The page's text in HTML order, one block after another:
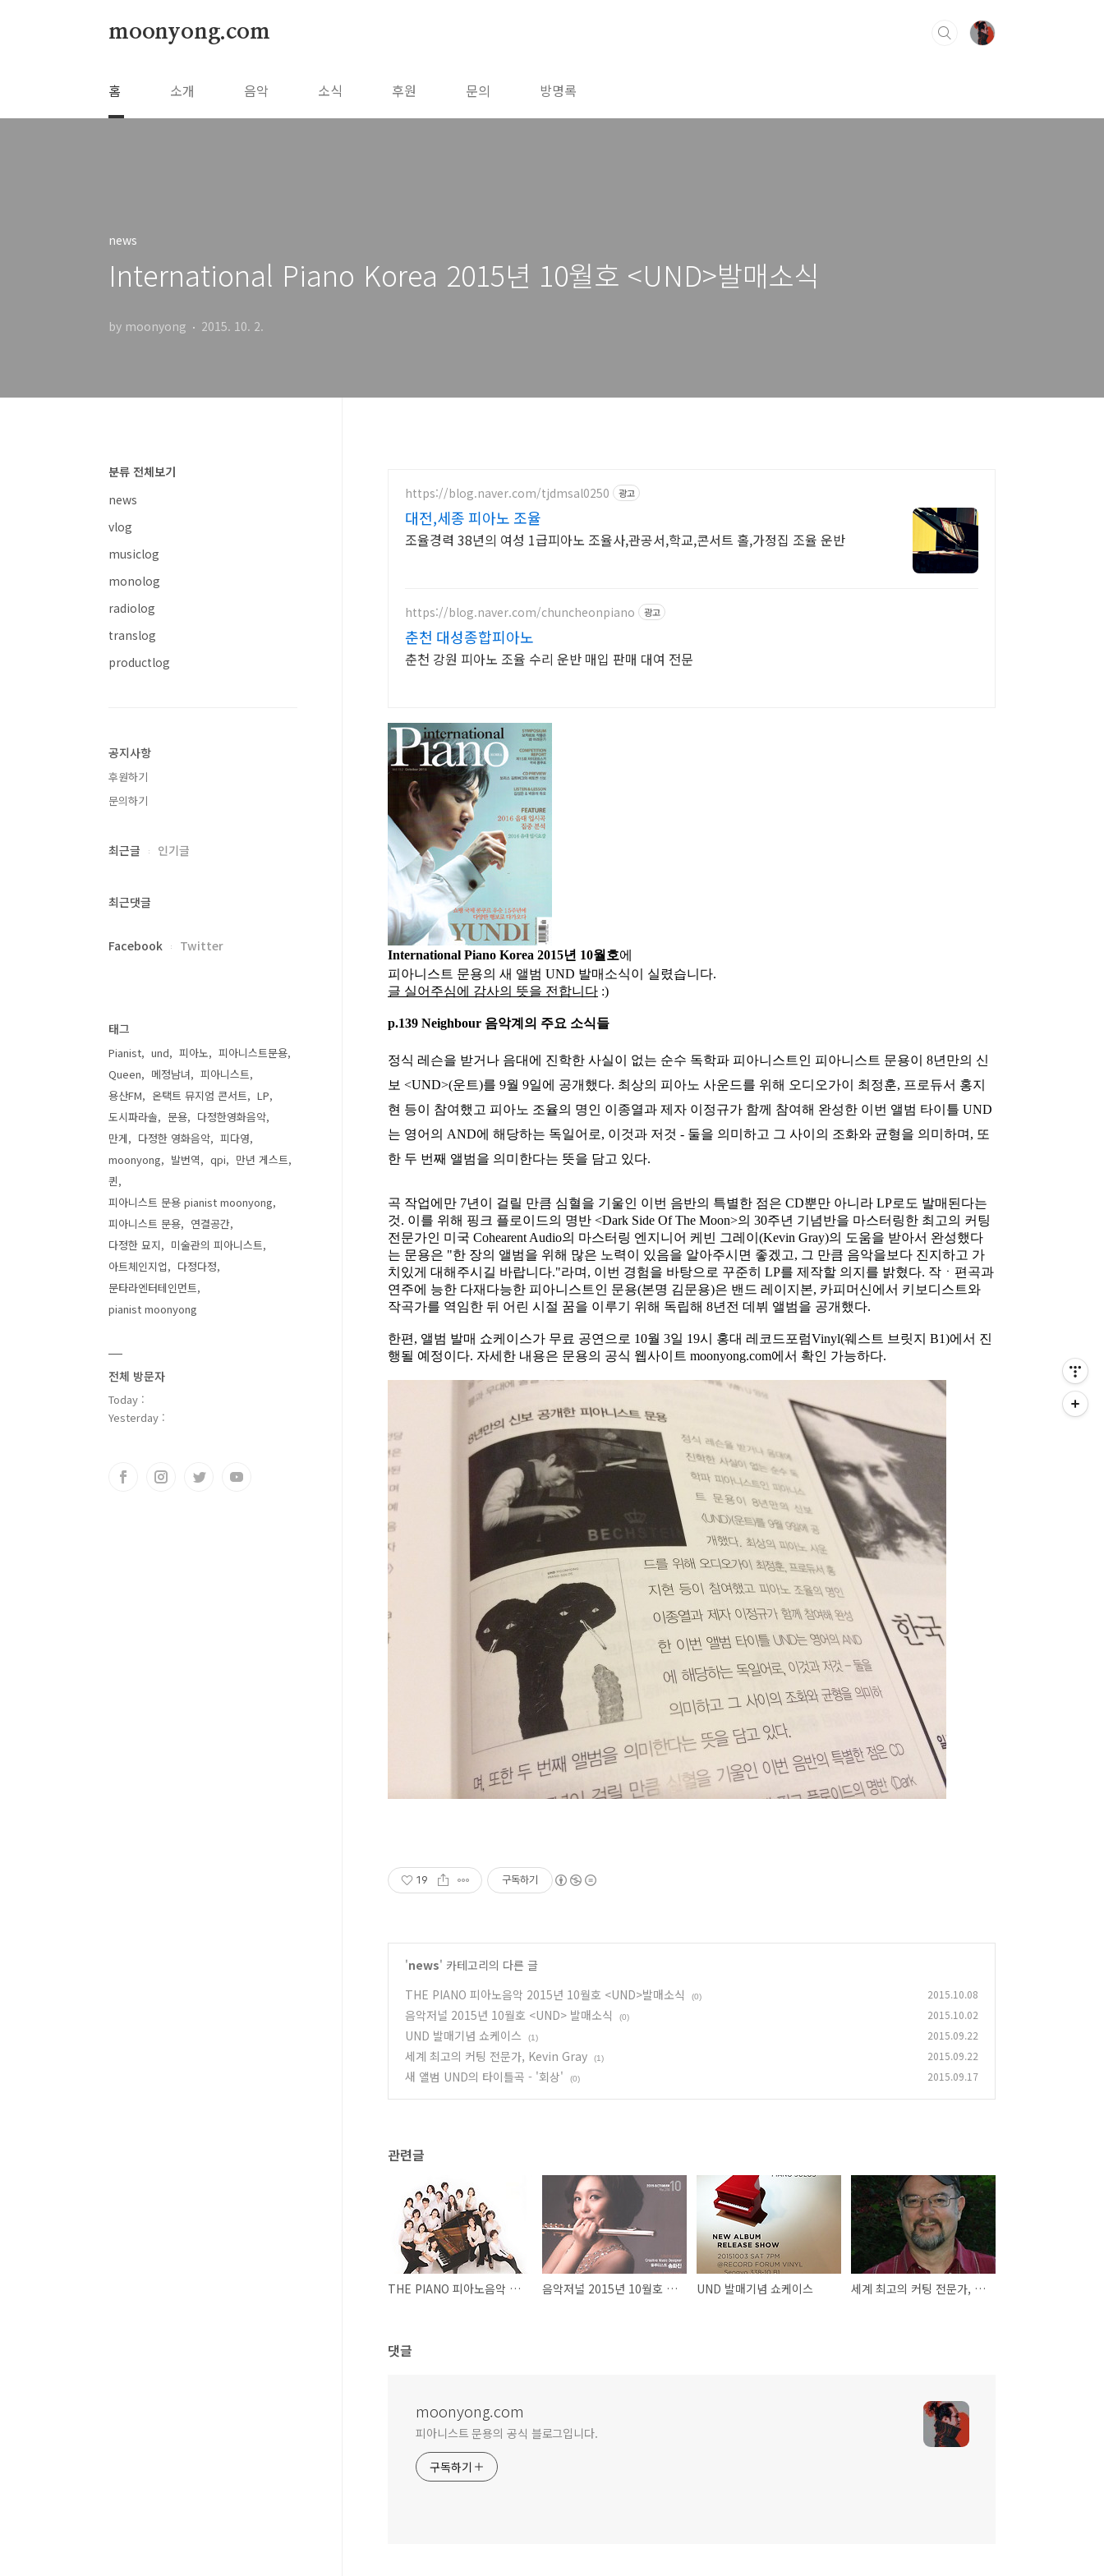
moonyong.com
홈 소개 음악 소식 후원 문의 방명록
news
International Piano Korea 2015년 10월호 <UND>발매소식
by moonyong 2015. 10. 2.
https://blog.naver.com/tjdmsal0250 광고
대전,세종 피아노 조율
조율경력 38년의 여성 1급피아노 조율사,관공서,학교,콘서트 홀,가정집 조율 운반
https://blog.naver.com/chuncheonpiano 광고
춘천 대성종합피아노
춘천 강원 피아노 조율 수리 운반 매입 판매 대여 전문
International Piano Korea 2015년 10월호에
피아니스트 문용의 새 앨범 UND 발매소식이 실렸습니다.
글 실어주심에 감사의 뜻을 전합니다 :)
p.139 Neighbour 음악계의 주요 소식들
정식 레슨을 받거나 음대에 진학한 사실이 없는 순수 독학파 피아니스트인 피아니스트 문용이 8년만의 신
보 <UND>(운트)를 9월 9일에 공개했다. 최상의 피아노 사운드를 위해 오디오가이 최정훈, 프로듀서 홍지
현 등이 참여했고 피아노 조율의 명인 이종열과 제자 이정규가 함께 참여해 완성한 이번 앨범 타이틀 UND
는 영어의 AND에 해당하는 독일어로, 이것과 저것 - 둘을 의미하고 그 사이의 조화와 균형을 의미하며, 또
한 두 번째 앨범을 의미한다는 뜻을 담고 있다.
곡 작업에만 7년이 걸릴 만큼 심혈을 기울인 이번 음반의 특별한 점은 CD뿐만 아니라 LP로도 발매된다는
것. 이를 위해 핑크 플로이드의 명반 <Dark Side Of The Moon>의 30주년 기념반을 마스터링한 최고의 커팅
전문가인 미국 Cohearent Audio의 마스터링 엔지니어 케빈 그레이(Kevin Gray)의 도움을 받아서 완성했다
는 문용은 "한 장의 앨범을 위해 많은 노력이 있음을 알아주시면 좋겠고, 그 만큼 음악을보다 진지하고 가
치있게 대해주시길 바랍니다."라며, 이번 경험을 바탕으로 꾸준히 LP를 제작할 의지를 밝혔다. 작ㆍ편곡과
연주에 능한 다재다능한 피아니스트인 문용(본명 김문용)은 밴드 레이지본, 카피머신에서 키보디스트와
작곡가를 역임한 뒤 어린 시절 꿈을 이루기 위해 독립해 8년전 데뷔 앨범을 공개했다.
한편, 앨범 발매 쇼케이스가 무료 공연으로 10월 3일 19시 홍대 레코드포럼Vinyl(웨스트 브릿지 B1)에서 진
행될 예정이다. 자세한 내용은 문용의 공식 웹사이트 moonyong.com에서 확인 가능하다.
19 구독하기
'news' 카테고리의 다른 글
​THE PIANO 피아노음악 2015년 10월호 <UND>발매소식
(0) 2015.10.08
음악저널 2015년 10월호 <UND> 발매소식 (0) 2015.10.02
UND 발매기념 쇼케이스 (1) 2015.09.22
세계 최고의 커팅 전문가, Kevin Gray (1) 2015.09.22
새 앨범 UND의 타이틀곡 - '회상' (0) 2015.09.17
관련글
​THE PIANO 피아노음악 2015년 10월호 <UND>발매소식 음악저널 2015년 10월호 <UND> 발매소식 UND 발매기념 쇼케이스 세계 최고의 커팅 전문가, Kevin Gray
댓글
moonyong.com
피아니스트 문용의 공식 블로그입니다.
구독하기
분류 전체보기
news
vlog
musiclog
monolog
radiolog
translog
productlog
공지사항
후원하기
문의하기
최근글 인기글
최근댓글
Facebook Twitter
태그
Pianist und 피아노
피아니스트문용
Queen
메정남녀
피아니스트
용산FM
온택트 뮤지엄 콘서트
LP
도시파라솔
문용
다정한영화음악
만게
다정한 영화음악
피다영
moonyong
발번역 qpi
만년 게스트
퀸
피아니스트 문용 pianist moonyong
피아니스트 문용
연결공간
다정한 묘지
미술관의 피아니스트
아트체인지업
다정다정
문타라엔터테인먼트
pianist moonyong
전체 방문자
Today :
Yesterday :